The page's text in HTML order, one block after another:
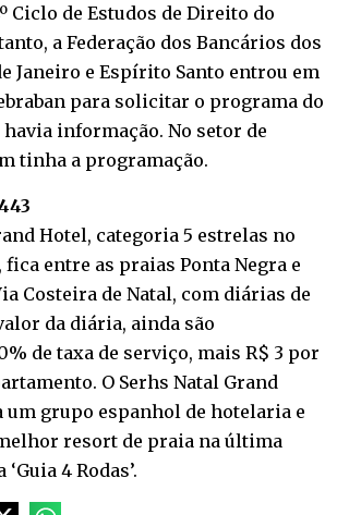
Ciclo de Estudos de Direito do
a Federação dos Bancários dos
Janeiro e Espírito Santo entrou em
para solicitar o programa do
havia informação. No setor de
tinha a programação.
Hotel, categoria 5 estrelas no
entre as praias Ponta Negra e
Costeira de Natal, com diárias de
da diária, ainda são
de taxa de serviço, mais R$ 3 por
O Serhs Natal Grand
um grupo espanhol de hotelaria e
resort de praia na última
4 Rodas’.